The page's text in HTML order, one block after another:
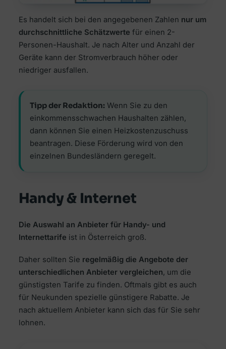
Es handelt sich bei den angegebenen Zahlen nur um
durchschnittliche Schätzwerte für einen 2-
Personen-Haushalt. Je nach Alter und Anzahl der
Geräte kann der Stromverbrauch höher oder
niedriger ausfallen.
Tipp der Redaktion: Wenn Sie zu den
einkommensschwachen Haushalten zählen,
dann können Sie einen Heizkostenzuschuss
beantragen. Diese Förderung wird von den
einzelnen Bundesländern geregelt.
Handy & Internet
Die Auswahl an Anbieter für Handy- und
Internettarife ist in Österreich groß.
Daher sollten Sie regelmäßig die Angebote der
unterschiedlichen Anbieter vergleichen, um die
günstigsten Tarife zu finden. Oftmals gibt es auch
für Neukunden spezielle günstigere Rabatte. Je
nach aktuellem Anbieter kann sich das für Sie sehr
lohnen.